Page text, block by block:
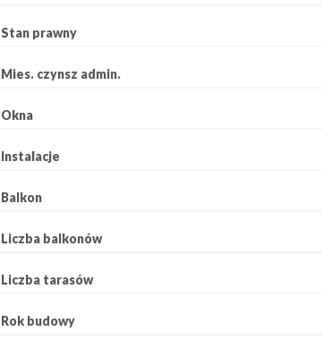
Stan prawny
Mies. czynsz admin.
Okna
Instalacje
Balkon
Liczba balkonów
Liczba tarasów
Rok budowy